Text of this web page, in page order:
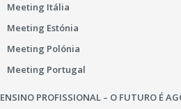
Meeting Itália
Meeting Estónia
Meeting Polónia
Meeting Portugal
ENSINO PROFISSIONAL – O FUTURO É
ENC. DE PROTEÇÃO DE DADOS
Praça de Alvalade 12
Portugal